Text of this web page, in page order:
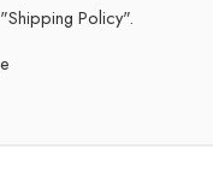
Shipping Policy".